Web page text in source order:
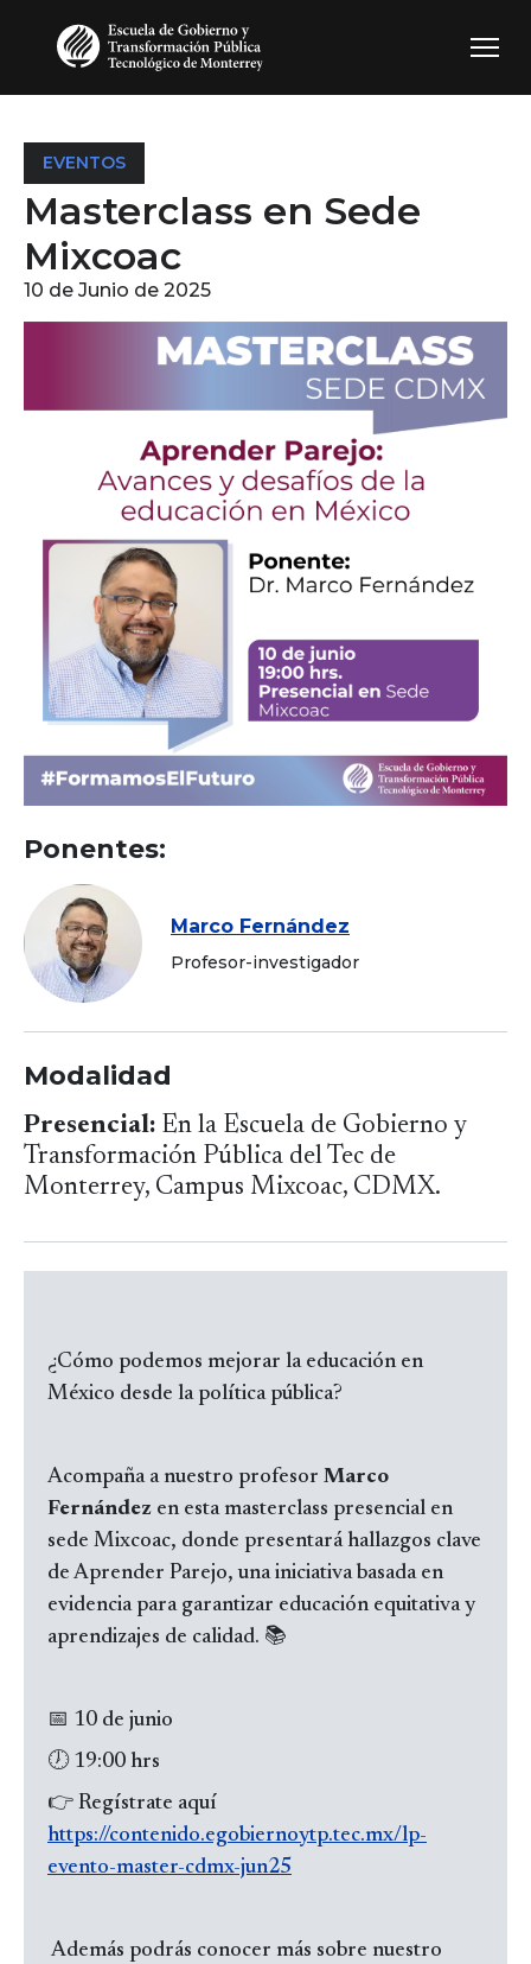
EVENTOS
Masterclass en Sede
Mixcoac
10 de Junio de 2025
Ponentes:
Marco Fernández
Profesor-investigador
Modalidad
Presencial: En la Escuela de Gobierno y
Transformación Pública del Tec de
Monterrey, Campus Mixcoac, CDMX.
¿Cómo podemos mejorar la educación en
México desde la política pública?
Acompaña a nuestro profesor Marco
Fernández en esta masterclass presencial en
sede Mixcoac, donde presentará hallazgos clave
de Aprender Parejo, una iniciativa basada en
evidencia para garantizar educación equitativa y
aprendizajes de calidad. 📚
📅 10 de junio
🕖 19:00 hrs
👉 Regístrate aquí
https://contenido.egobiernoytp.tec.mx/lp-
evento-master-cdmx-jun25
Además podrás conocer más sobre nuestro